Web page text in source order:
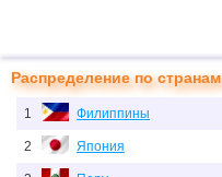
Распределение по странам
1 Филиппины
2 Япония